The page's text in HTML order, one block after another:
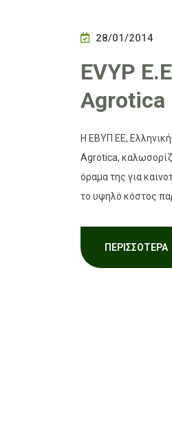
28/01/2014
EVYP
Agrotica
Η ΕΒΥΠ ΕΕ,
Agrotica,
όραμα της για
το υψηλό κόστος
ΠΕΡΙΣΣΌΤΕΡΑ